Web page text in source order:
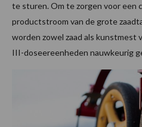
te sturen. Om te zorgen voor een
productstroom van de grote
worden zowel zaad als kunstmest
III-doseereenheden nauwkeurig